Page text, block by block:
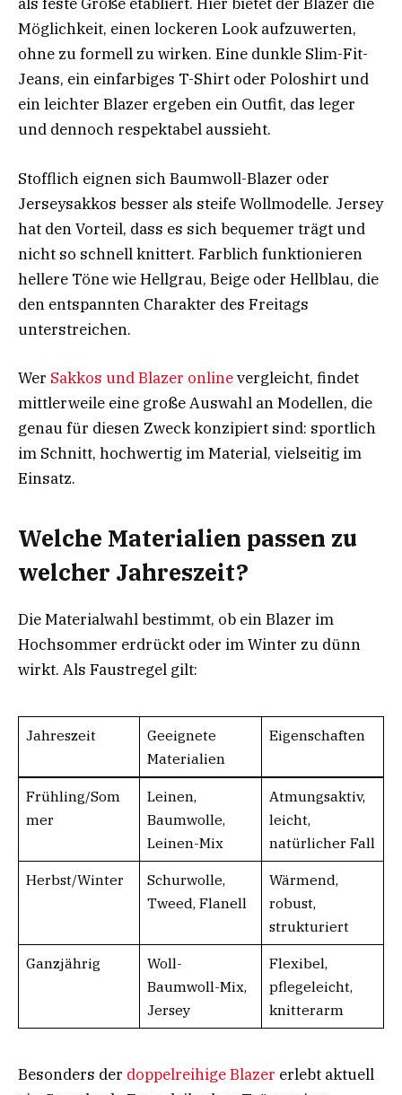
als feste Größe etabliert. Hier bietet der Blazer die
Möglichkeit, einen lockeren Look aufzuwerten,
ohne zu formell zu wirken. Eine dunkle Slim-Fit-
Jeans, ein einfarbiges T-Shirt oder Poloshirt und
ein leichter Blazer ergeben ein Outfit, das leger
und dennoch respektabel aussieht.
Stofflich eignen sich Baumwoll-Blazer oder
Jerseysakkos besser als steife Wollmodelle. Jersey
hat den Vorteil, dass es sich bequemer trägt und
nicht so schnell knittert. Farblich funktionieren
hellere Töne wie Hellgrau, Beige oder Hellblau, die
den entspannten Charakter des Freitags
unterstreichen.
Wer Sakkos und Blazer onlinevergleicht, findet
mittlerweile eine große Auswahl an Modellen, die
genau für diesen Zweck konzipiert sind: sportlich
im Schnitt, hochwertig im Material, vielseitig im
Einsatz.
Welche Materialien passen zu
welcher Jahreszeit?
Die Materialwahl bestimmt, ob ein Blazer im
Hochsommer erdrückt oder im Winter zu dünn
wirkt. Als Faustregel gilt:
Jahreszeit
Geeignete
Materialien
Eigenschaften
Frühling/Som
mer
Leinen,
Baumwolle,
Leinen-Mix
Atmungsaktiv,
leicht,
natürlicher Fall
Herbst/Winter
Schurwolle,
Tweed, Flanell
Wärmend,
robust,
strukturiert
Ganzjährig
Woll-
Baumwoll-Mix,
Jersey
Flexibel,
pflegeleicht,
knitterarm
Besonders der doppelreihige Blazer erlebt aktuell